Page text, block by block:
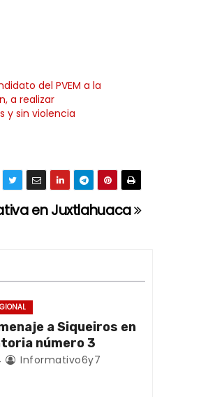
del PVEM a la
a realizar
y sin violencia
en Juxtlahuaca
a Siqueiros en
número 3
Informativo6y7